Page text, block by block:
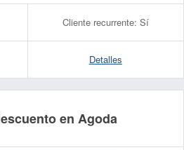
Cliente recurrente: Sí
Detalles
en Agoda